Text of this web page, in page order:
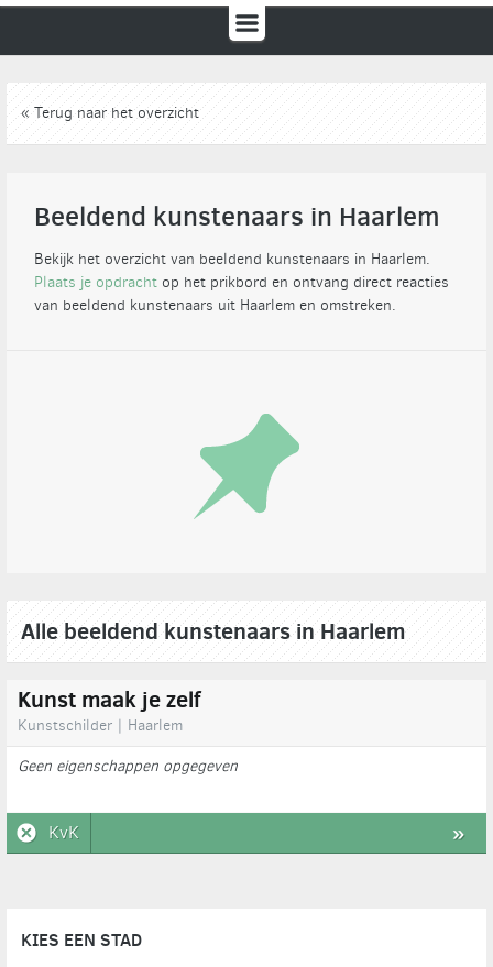
« Terug naar het overzicht
Beeldend kunstenaars in Haarlem
Bekijk het overzicht van beeldend kunstenaars in Haarlem.
Plaats je opdracht op het prikbord en ontvang direct reacties
van beeldend kunstenaars uit Haarlem en omstreken.
Alle beeldend kunstenaars in Haarlem
Kunst maak je zelf
Kunstschilder | Haarlem
Geen eigenschappen opgegeven
KvK »
KIES EEN STAD